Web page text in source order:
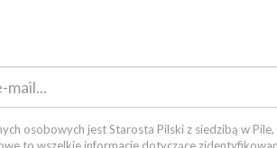
osobowych jest Starosta Pilski z siedzibą w
to wszelkie informacje dotyczące